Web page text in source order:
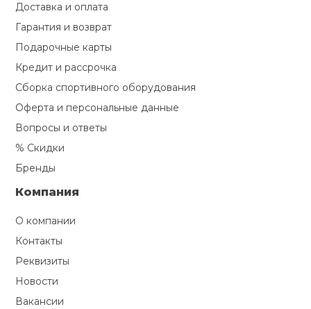
Доставка и оплата
Гарантия и возврат
Подарочные карты
Кредит и рассрочка
Сборка спортивного оборудования
Оферта и персональные данные
Вопросы и ответы
% Скидки
Бренды
Компания
О компании
Контакты
Реквизиты
Новости
Вакансии